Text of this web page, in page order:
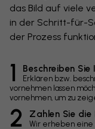
das Bild auf viele
in der Schritt-für-
der Prozess
1 Beschreiben
Erklären bzw.
vornehmen lassen
vornehmen, um zu
2 Zahlen Sie
Wir erheben eine